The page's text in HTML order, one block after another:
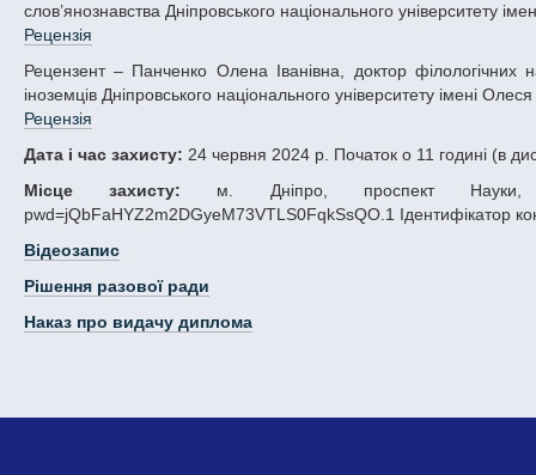
слов’янознавства Дніпровського національного університету
Рецензія
Рецензент – Панченко Олена Іванівна, доктор філологічних наук, професор, завідувачка кафедри перекладу та лінгвістичної підготовки
іноземців Дніпровського національного університету імені
Рецензія
Дата і час захисту: 24 червня 2024 р. Початок о 11 годині (в
Місце захисту: м. Дніпро, проспект Науки, 72
pwd=jQbFaHYZ2m2DGyeM73VTLS0FqkSsQO.1 Ідентифікатор
Відеозапис
Рішення разової ради
Наказ про видачу диплома